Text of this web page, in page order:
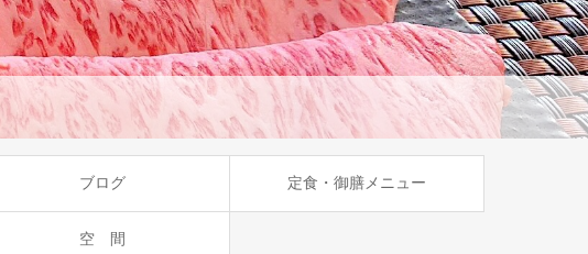
ブログ 定食・御膳メニュー
空 間